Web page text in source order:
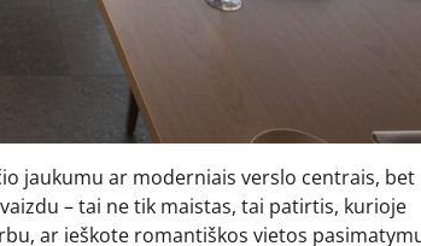
jaukumu ar moderniais verslo centrais, bet
– tai ne tik maistas, tai patirtis, kurioje
ar ieškote romantiškos vietos